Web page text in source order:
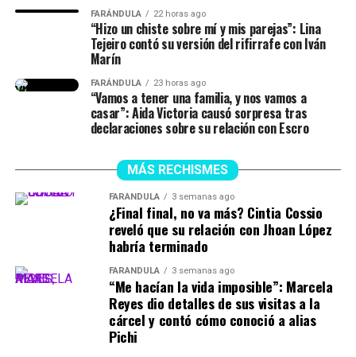
FARÁNDULA 22 horas ago
“Hizo un chiste sobre mí y mis parejas”: Lina
Tejeiro contó su versión del rifirrafe con Iván
Marín
FARÁNDULA 23 horas ago
“Vamos a tener una familia, y nos vamos a
casar”: Aida Victoria causó sorpresa tras
declaraciones sobre su relación con Escro
MÁS RECHISMES
FARÁNDULA 3 semanas ago
¿Final final, no va más? Cintia Cossio
reveló que su relación con Jhoan López
habría terminado
FARÁNDULA 3 semanas ago
“Me hacían la vida imposible”: Marcela
Reyes dio detalles de sus visitas a la
cárcel y contó cómo conoció a alias
Pichi